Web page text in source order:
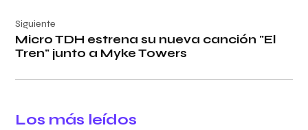
Siguiente
Micro TDH estrena su nueva canción "El
Tren" junto a Myke Towers
Los más leídos